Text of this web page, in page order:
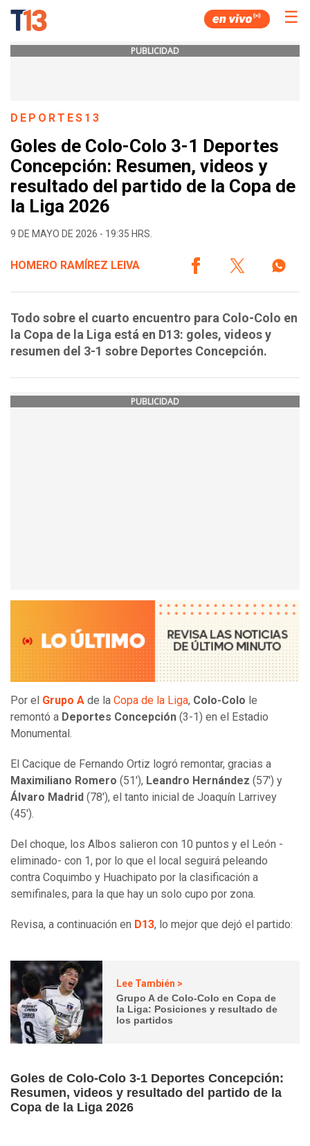
☰
PUBLICIDAD
DEPORTES13
Goles de Colo-Colo 3-1 Deportes
Concepción: Resumen, videos y
resultado del partido de la Copa de
la Liga 2026
9 DE MAYO DE 2026 - 19:35 HRS.
HOMERO RAMÍREZ LEIVA
Todo sobre el cuarto encuentro para Colo-Colo en
la Copa de la Liga está en D13: goles, videos y
resumen del 3-1 sobre Deportes Concepción.
PUBLICIDAD
Por el Grupo A de la Copa de la Liga, Colo-Colo le
remontó a Deportes Concepción (3-1) en el Estadio
Monumental.
El Cacique de Fernando Ortiz logró remontar, gracias a
Maximiliano Romero (51'), Leandro Hernández (57') y
Álvaro Madrid (78'), el tanto inicial de Joaquín Larrivey
(45').
Del choque, los Albos salieron con 10 puntos y el León -
eliminado- con 1, por lo que el local seguirá peleando
contra Coquimbo y Huachipato por la clasificación a
semifinales, para la que hay un solo cupo por zona.
Revisa, a continuación en D13, lo mejor que dejó el partido:
Lee También >
Grupo A de Colo-Colo en Copa de
la Liga: Posiciones y resultado de
los partidos
Goles de Colo-Colo 3-1 Deportes Concepción:
Resumen, videos y resultado del partido de la
Copa de la Liga 2026